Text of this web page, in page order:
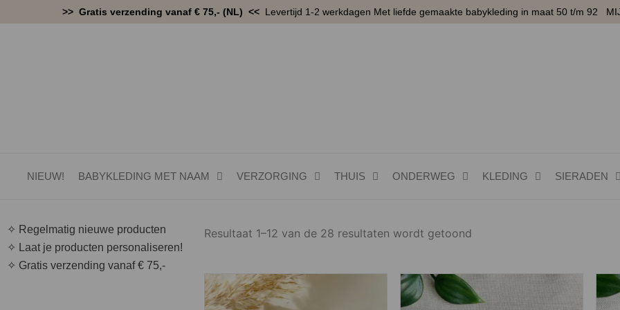
naar
>> Gratis verzending vanaf € 75,- (NL) <<Levertijd 1-2 werkdagen Met liefde gemaakte babykleding in maat 50 t/m 92
NIEUW! BABYKLEDING MET NAAM VERZORGING THUIS ONDERWEG KLEDING SIERADEN
✧ Regelmatig nieuwe producten
✧ Laat je producten personaliseren!
✧ Gratis verzending vanaf € 75,-
Resultaat 1–12 van de 28 resultaten wordt getoond